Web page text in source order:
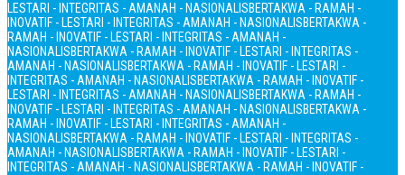
LESTARI - INTEGRITAS - AMANAH - NASIONALISBERTAKWA - RAMAH -
INOVATIF - LESTARI - INTEGRITAS - AMANAH - NASIONALISBERTAKWA -
RAMAH - INOVATIF - LESTARI - INTEGRITAS - AMANAH -
NASIONALISBERTAKWA - RAMAH - INOVATIF - LESTARI - INTEGRITAS -
AMANAH - NASIONALISBERTAKWA - RAMAH - INOVATIF - LESTARI -
INTEGRITAS - AMANAH - NASIONALISBERTAKWA - RAMAH - INOVATIF -
LESTARI - INTEGRITAS - AMANAH - NASIONALISBERTAKWA - RAMAH -
INOVATIF - LESTARI - INTEGRITAS - AMANAH - NASIONALISBERTAKWA -
RAMAH - INOVATIF - LESTARI - INTEGRITAS - AMANAH -
NASIONALISBERTAKWA - RAMAH - INOVATIF - LESTARI - INTEGRITAS -
AMANAH - NASIONALISBERTAKWA - RAMAH - INOVATIF - LESTARI -
INTEGRITAS - AMANAH - NASIONALISBERTAKWA - RAMAH - INOVATIF -